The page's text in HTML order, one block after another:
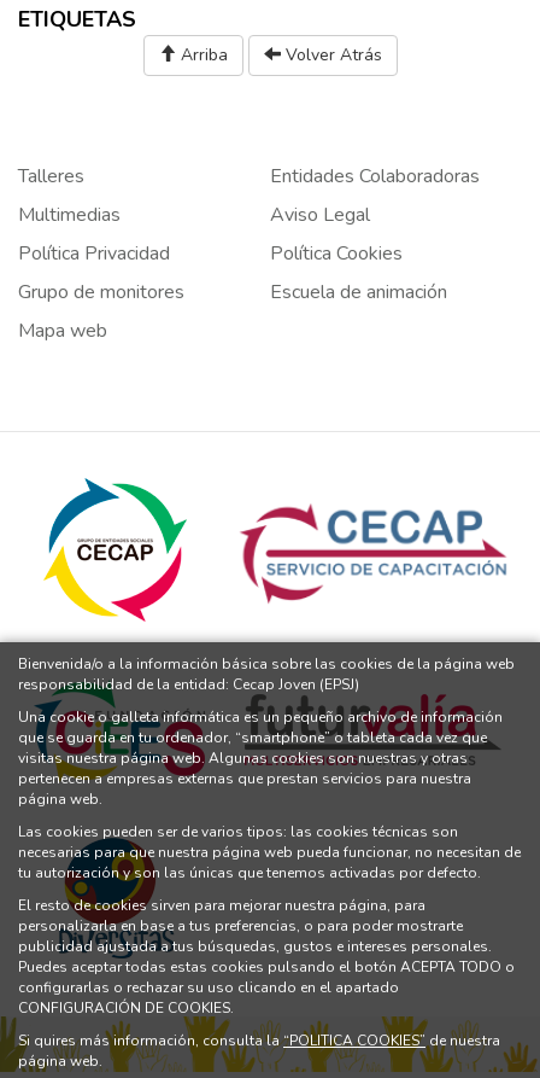
ETIQUETAS
Arriba Volver Atrás
Talleres
Entidades Colaboradoras
Multimedias
Aviso Legal
Política Privacidad
Política Cookies
Grupo de monitores
Escuela de animación
Mapa web
Bienvenida/o a la información básica sobre las cookies de la página web
responsabilidad de la entidad: Cecap Joven (EPSJ)
Una cookie o galleta informática es un pequeño archivo de información
que se guarda en tu ordenador, “smartphone” o tableta cada vez que
visitas nuestra página web. Algunas cookies son nuestras y otras
pertenecen a empresas externas que prestan servicios para nuestra
página web.
Las cookies pueden ser de varios tipos: las cookies técnicas son
necesarias para que nuestra página web pueda funcionar, no necesitan de
tu autorización y son las únicas que tenemos activadas por defecto.
El resto de cookies sirven para mejorar nuestra página, para
personalizarla en base a tus preferencias, o para poder mostrarte
publicidad ajustada a tus búsquedas, gustos e intereses personales.
Puedes aceptar todas estas cookies pulsando el botón ACEPTA TODO o
configurarlas o rechazar su uso clicando en el apartado
CONFIGURACIÓN DE COOKIES.
Si quires más información, consulta la“POLITICA COOKIES” de nuestra
página web.